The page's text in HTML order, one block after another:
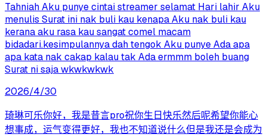
Tahniah Aku punye cintai streamer selamat Hari lahir Aku
menulis Surat ini nak buli kau kenapa Aku nak buli kau
kerana aku rasa kau sangat comel macam
bidadari.kesimpulannya dah tengok Aku punye Ada apa
apa kata nak cakap kalau tak Ada ermmm boleh buang
Surat ni saja wkwkwkwk
2026/4/30
琦琳可乐你好，我是昔言pro祝你生日快乐然后呢希望你能心
想事成，运气变得更好，我也不知道说什么但是我还是会成为